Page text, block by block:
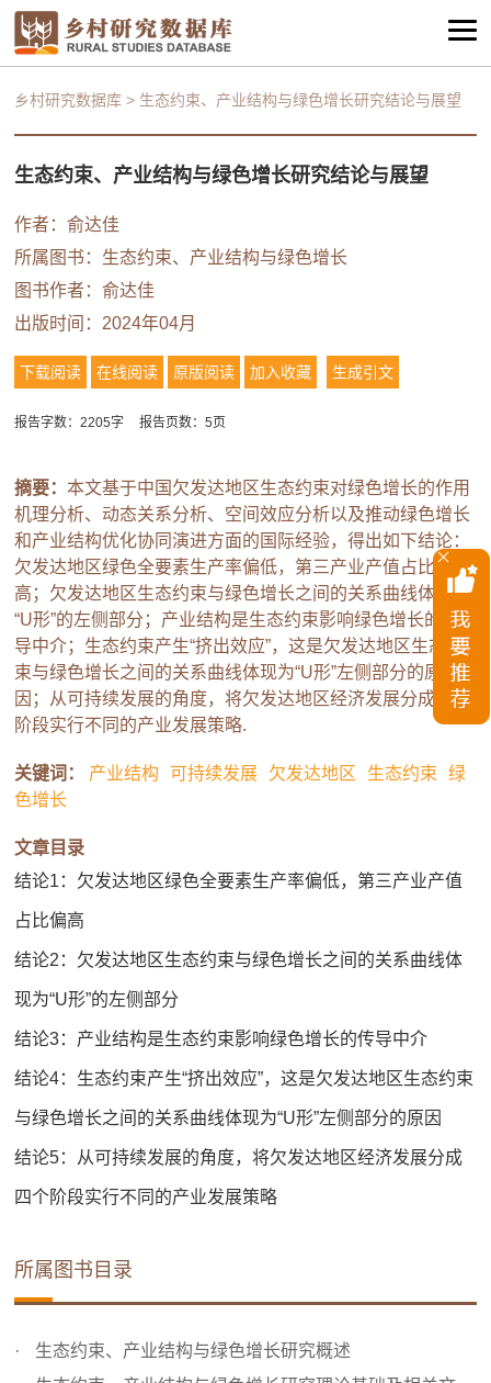
乡村研究数据库 > 生态约束、产业结构与绿色增长研究结论与展望
生态约束、产业结构与绿色增长研究结论与展望
作者：俞达佳
所属图书： 生态约束、产业结构与绿色增长
图书作者：俞达佳
出版时间：2024年04月
下载阅读 在线阅读 原版阅读 加入收藏 生成引文
报告字数：2205字 报告页数：5页
摘要：本文基于中国欠发达地区生态约束对绿色增长的作用
机理分析、动态关系分析、空间效应分析以及推动绿色增长
和产业结构优化协同演进方面的国际经验，得出如下结论：
欠发达地区绿色全要素生产率偏低，第三产业产值占比偏
高；欠发达地区生态约束与绿色增长之间的关系曲线体现为
“U形”的左侧部分；产业结构是生态约束影响绿色增长的传
导中介；生态约束产生“挤出效应”，这是欠发达地区生态约
束与绿色增长之间的关系曲线体现为“U形”左侧部分的原
因；从可持续发展的角度，将欠发达地区经济发展分成四个
阶段实行不同的产业发展策略.
关键词： 产业结构 可持续发展 欠发达地区 生态约束
绿
色增长
文章目录
结论1：欠发达地区绿色全要素生产率偏低，第三产业产值
占比偏高
结论2：欠发达地区生态约束与绿色增长之间的关系曲线体
现为“U形”的左侧部分
结论3：产业结构是生态约束影响绿色增长的传导中介
结论4：生态约束产生“挤出效应”，这是欠发达地区生态约束
与绿色增长之间的关系曲线体现为“U形”左侧部分的原因
结论5：从可持续发展的角度，将欠发达地区经济发展分成
四个阶段实行不同的产业发展策略
所属图书目录
生态约束、产业结构与绿色增长研究概述